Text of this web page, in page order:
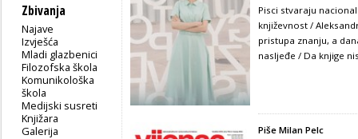
Zbivanja
Najave
Izvješća
Mladi glazbenici
Filozofska škola
Komunikološka
škola
Medijski susreti
Knjižara
Galerija
Pisci stvaraju
književnost /
pristupa znanju, a
nasljeđe / Da knjige
Piše Milan Pelc